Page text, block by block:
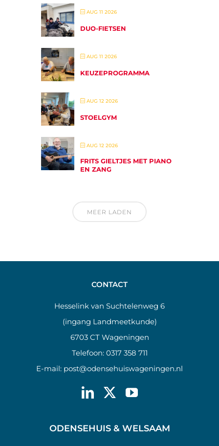
AUG 11 2026
DUO-FIETSEN
AUG 11 2026
KEUZEPROGRAMMA
AUG 12 2026
STOELGYM
AUG 12 2026
FRITS GIELTJES MET PIANO
EN ZANG
MEER LADEN
CONTACT
Hesselink van Suchtelenweg 6
(ingang Landmeetkunde)
6703 CT Wageningen
Telefoon: 0317 358 711
E-mail: post@odensehuiswageningen.nl
ODENSEHUIS & WELSAAM